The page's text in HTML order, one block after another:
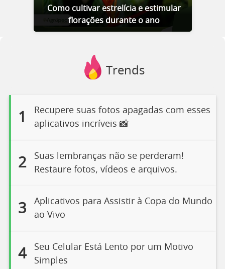
Como cultivar estrelícia e estimular
florações durante o ano
Trends
1
Recupere suas fotos apagadas com esses
aplicativos incríveis 📸
2
Suas lembranças não se perderam!
Restaure fotos, vídeos e arquivos.
3
Aplicativos para Assistir à Copa do Mundo
ao Vivo
4
Seu Celular Está Lento por um Motivo
Simples